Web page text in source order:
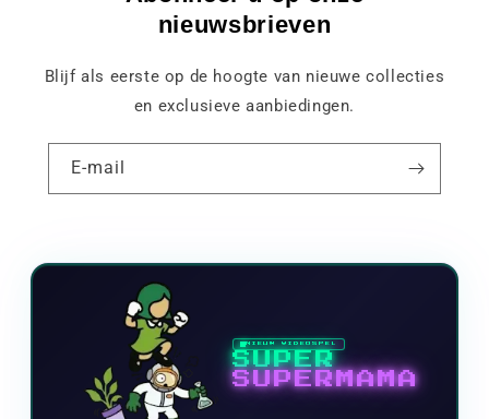
nieuwsbrieven
Blijf als eerste op de hoogte van nieuwe collecties
en exclusieve aanbiedingen.
E-mail
NIEUW VIDEOSPEL
SUPER
SUPERMAMA